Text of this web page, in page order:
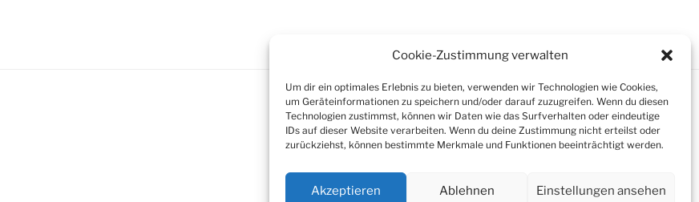
Cookie-Zustimmung verwalten
Um dir ein optimales Erlebnis zu bieten, verwenden wir Technologien wie Cookies,
um Geräteinformationen zu speichern und/oder darauf zuzugreifen. Wenn du diesen
Technologien zustimmst, können wir Daten wie das Surfverhalten oder eindeutige
IDs auf dieser Website verarbeiten. Wenn du deine Zustimmung nicht erteilst oder
zurückziehst, können bestimmte Merkmale und Funktionen beeinträchtigt werden.
Akzeptieren Ablehnen Einstellungen ansehen